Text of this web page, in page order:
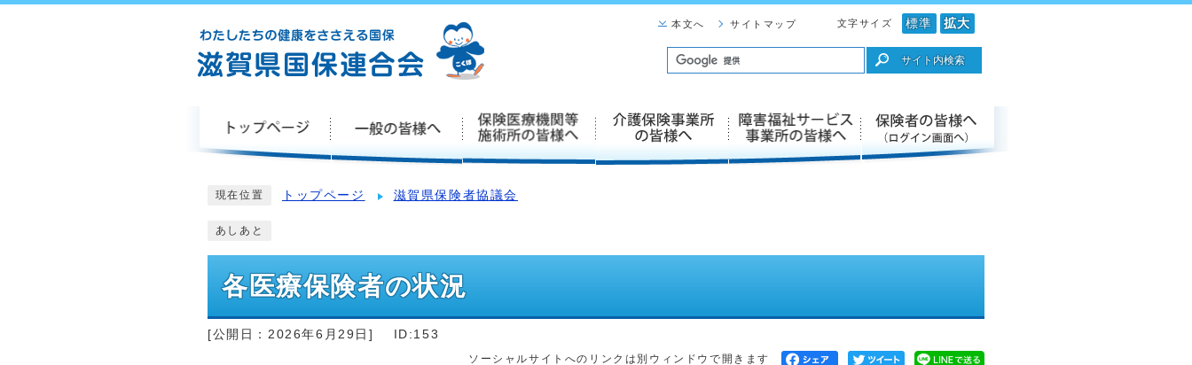
本文へ サイトマップ 文字サイズ 標準 拡大
サイト内検索
現在位置 トップページ 滋賀県保険者協議会
あしあと
各医療保険者の状況
[公開日： 2026年6月29日 ] ID:153
ソーシャルサイトへのリンクは別ウィンドウで開きます